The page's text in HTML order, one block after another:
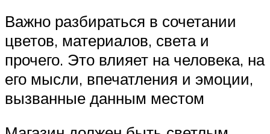
Важно разбираться в сочетании
цветов, материалов, света и
прочего. Это влияет на человека, на
его мысли, впечатления и эмоции,
вызванные данным местом